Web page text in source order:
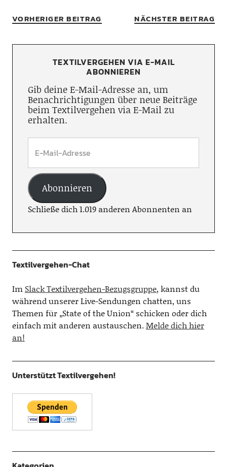
VORHERIGER BEITRAG NÄCHSTER BEITRAG
TEXTILVERGEHEN VIA E-MAIL
ABONNIEREN
Gib deine E-Mail-Adresse an, um
Benachrichtigungen über neue Beiträge
beim Textilvergehen via E-Mail zu
erhalten.
Abonnieren
Schließe dich 1.019 anderen Abonnenten an
Textilvergehen-Chat
Im Slack Textilvergehen-Bezugsgruppe, kannst du
während unserer Live-Sendungen chatten, uns
Themen für „State of the Union“ schicken oder dich
einfach mit anderen austauschen.Melde dich hier
an!
Unterstützt Textilvergehen!